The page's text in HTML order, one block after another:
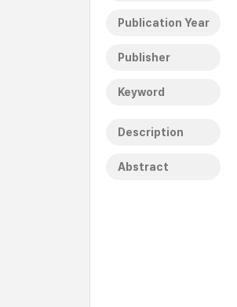
Publication Year
Publisher
Keyword
Description
Abstract